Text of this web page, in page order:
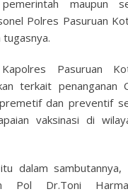
maupun
Polres Pasuruan
tugasnya.
Pasuruan
terkait penanganan
dan preventif
vaksinasi di
dalam sambutannya,
Pol Dr.Toni